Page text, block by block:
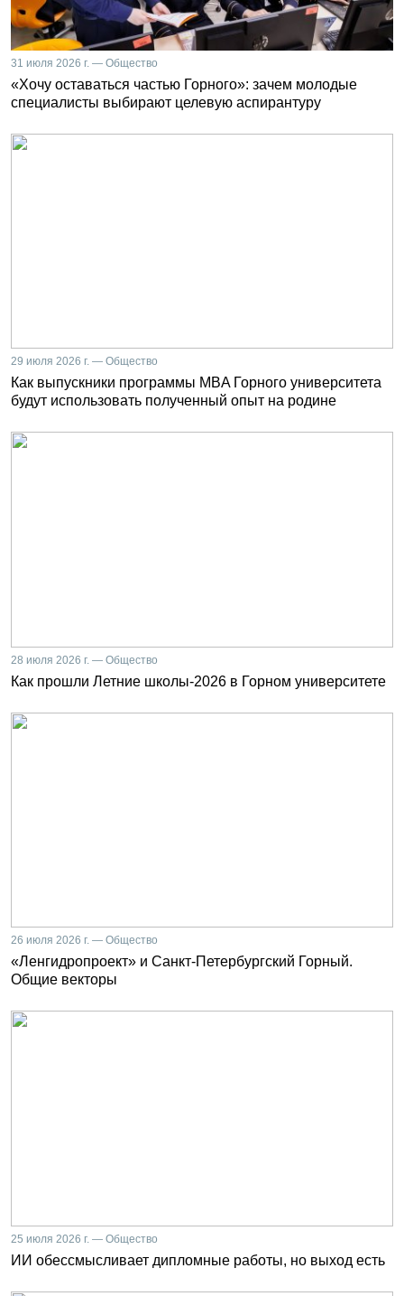
31 июля 2026 г. — Общество
«Хочу оставаться частью Горного»: зачем молодые
специалисты выбирают целевую аспирантуру
29 июля 2026 г. — Общество
Как выпускники программы MBA Горного университета
будут использовать полученный опыт на родине
28 июля 2026 г. — Общество
Как прошли Летние школы-2026 в Горном университете
26 июля 2026 г. — Общество
«Ленгидропроект» и Санкт-Петербургский Горный.
Общие векторы
25 июля 2026 г. — Общество
ИИ обессмысливает дипломные работы, но выход есть